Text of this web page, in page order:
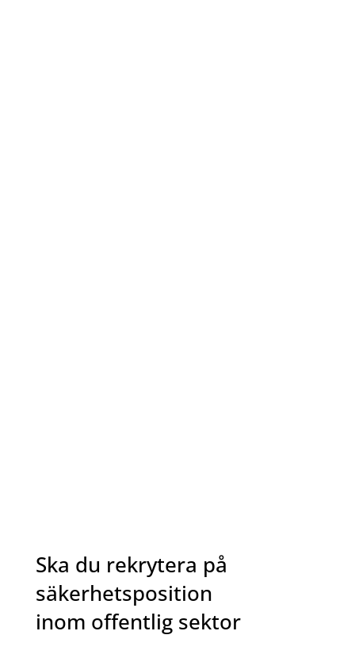
Ska du rekrytera på
säkerhetsposition
inom offentlig sektor